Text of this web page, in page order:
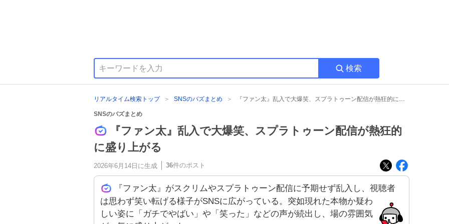
検索
リアルタイム検索トップ SNSのバズまとめ 『ファン太』乱入で大爆笑、スプラトゥーン配信が熱狂的に盛り上がる
SNSのバズまとめ
『ファン太』乱入で大爆笑、スプラトゥーン配信が熱狂的
に盛り上がる
2026年6月14日 に生成 36件のポスト
『ファン太』がスクリムやスプラトゥーン配信に予期せず乱入し、視聴者
は思わず笑い転げる様子がSNSに広がっている。突如現れた本物か疑わ
しい姿に「ガチでやばい」や「笑った」などの声が続出し、場の雰囲気